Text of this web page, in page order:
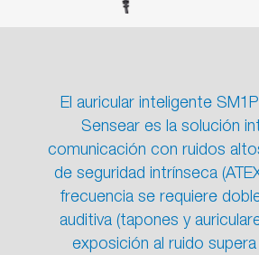
El auricular inteligente
Sensear es la solución
comunicación con ruidos
de seguridad intrínseca
frecuencia se requiere
auditiva (tapones y
exposición al ruido